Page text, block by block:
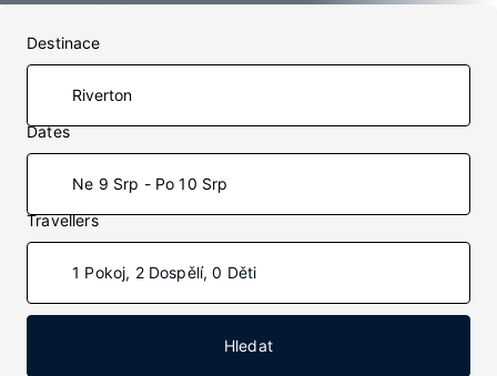
Destinace
Dates
Ne 9 Srp - Po 10 Srp
Travellers
1 Pokoj, 2 Dospělí, 0 Děti
Hledat